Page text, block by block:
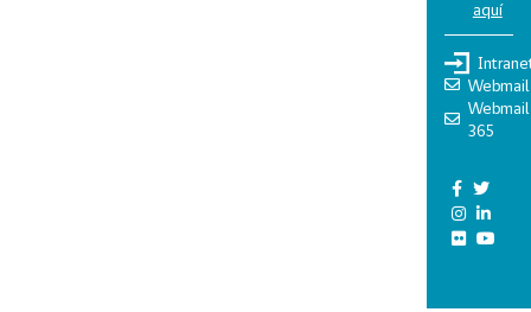
aquí
Webmail
Webmail
365